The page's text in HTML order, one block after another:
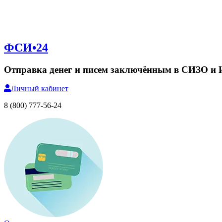
ФСИ•24
Отправка денег и писем заключённым в СИЗО и
Личный кабинет
8 (800) 777-56-24